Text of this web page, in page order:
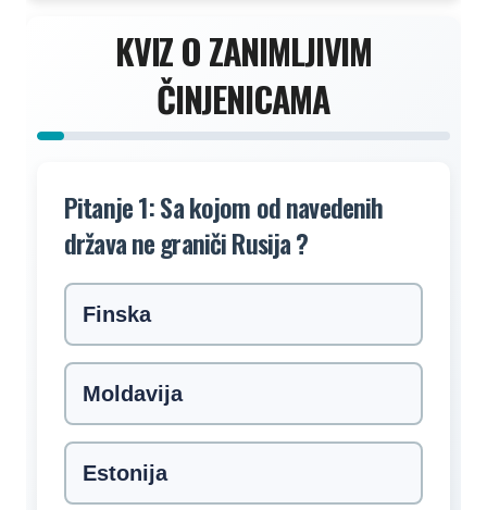
KVIZ O ZANIMLJIVIM
ČINJENICAMA
Pitanje 1: Sa kojom od navedenih
država ne graniči Rusija ?
Finska
Moldavija
Estonija